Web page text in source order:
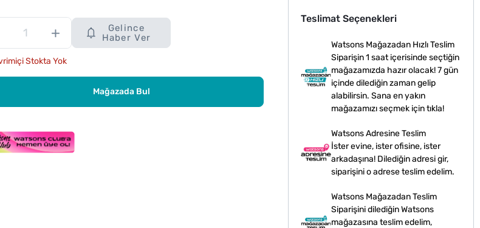
+
Gelince
Haber Ver
Stokta Yok
Mağazada Bul
Teslimat Seçenekleri
Watsons Mağazadan Hızlı Teslim
Siparişin 1 saat içerisinde seçtiğin
mağazamızda hazır olacak! 7 gün
içinde dilediğin zaman gelip
alabilirsin. Sana en yakın
mağazamızı seçmek için tıkla!
Watsons Adresine Teslim
İster evine, ister ofisine, ister
arkadaşına! Dilediğin adresi gir,
siparişini o adrese teslim edelim.
Watsons Mağazadan Teslim
Siparişini dilediğin Watsons
mağazasına teslim edelim,